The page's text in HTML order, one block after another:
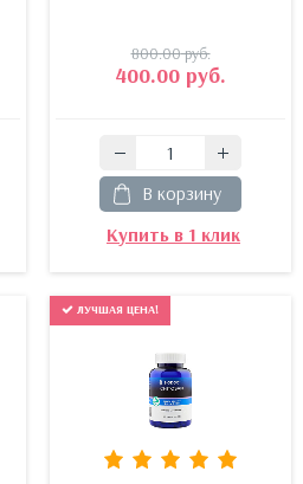
800.00руб.
400.00 руб.
В корзину
Купить в 1 клик
ЛУЧШАЯ ЦЕНА!